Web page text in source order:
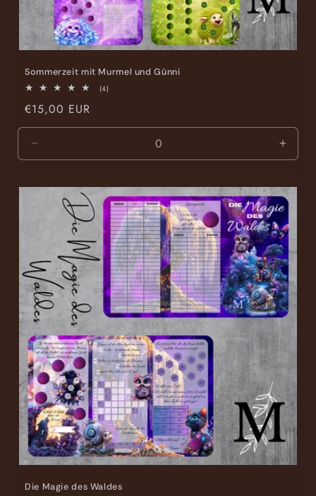
Sommerzeit mit Murmel und Günni
(4)4
Normaler
Preis
€15,00 EUR
die
Default
die
für
Title
Die Magie des Waldes